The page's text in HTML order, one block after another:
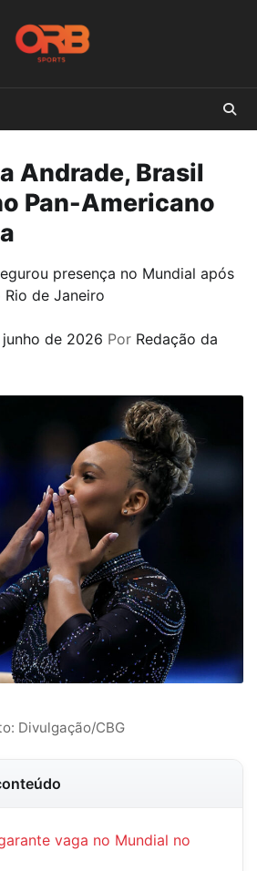
Andrade, Brasil
Pan-Americano
presença no Mundial após
de Janeiro
junho de 2026 Por Redação da
Divulgação/CBG
vaga no Mundial no